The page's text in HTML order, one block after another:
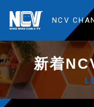
NCV
新着